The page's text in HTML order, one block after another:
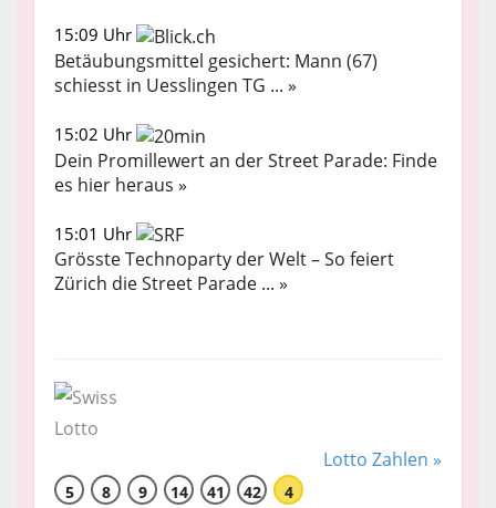
15:09 Uhr
Betäubungsmittel gesichert: Mann (67)
schiesst in Uesslingen TG ... »
15:02 Uhr
Dein Promillewert an der Street Parade: Finde
es hier heraus »
15:01 Uhr
Grösste Technoparty der Welt – So feiert
Zürich die Street Parade ... »
Lotto Zahlen »
5 8 9 14 41 42 4